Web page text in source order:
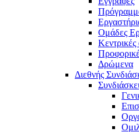
Ομάδες
Κεντρικές
Δρώμενα
Διεθνής